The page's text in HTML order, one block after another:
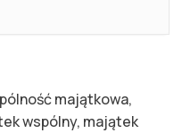
majątkowa,
wspólny, majątek